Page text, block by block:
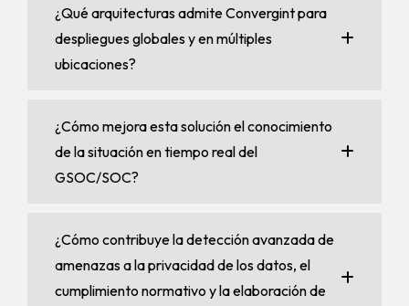
¿Qué arquitecturas admite Convergint para
despliegues globales y en múltiples
ubicaciones?
¿Cómo mejora esta solución el conocimiento
de la situación en tiempo real del
GSOC/SOC?
¿Cómo contribuye la detección avanzada de
amenazas a la privacidad de los datos, el
cumplimiento normativo y la elaboración de